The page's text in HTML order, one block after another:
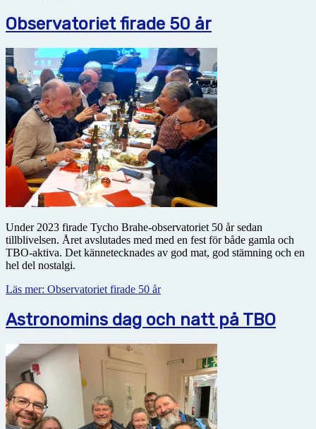
Observatoriet firade 50 år
Under 2023 firade Tycho Brahe-observatoriet 50 år sedan
tillblivelsen. Året avslutades med med en fest för både gamla och
TBO-aktiva. Det kännetecknades av god mat, god stämning och en
hel del nostalgi.
Läs mer: Observatoriet firade 50 år
Astronomins dag och natt på TBO